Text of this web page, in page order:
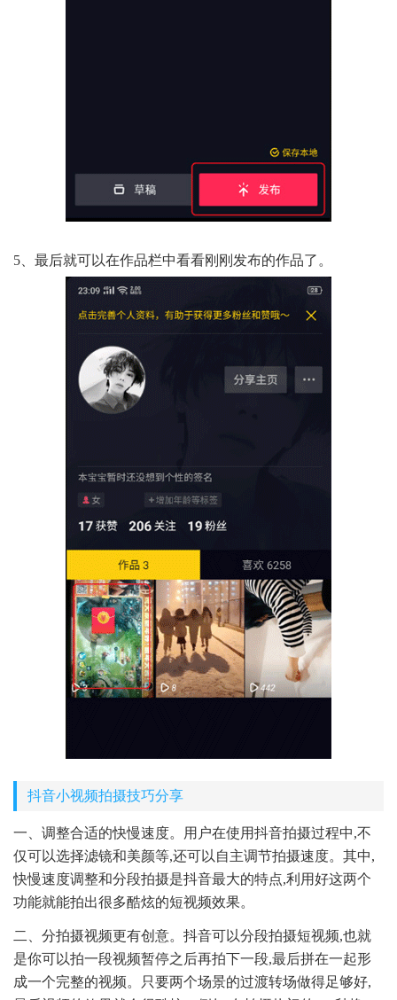
5、最后就可以在作品栏中看看刚刚发布的作品了。
抖音小视频拍摄技巧分享
一、调整合适的快慢速度。用户在使用抖音拍摄过程中,不
仅可以选择滤镜和美颜等,还可以自主调节拍摄速度。其中,
快慢速度调整和分段拍摄是抖音最大的特点,利用好这两个
功能就能拍出很多酷炫的短视频效果。
二、分拍摄视频更有创意。抖音可以分段拍摄短视频,也就
是你可以拍一段视频暂停之后再拍下一段,最后拼在一起形
成一个完整的视频。只要两个场景的过渡转场做得足够好,